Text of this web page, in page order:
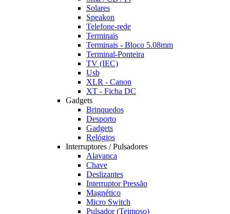
Solares
Speakon
Telefone-rede
Terminais
Terminais - Bloco 5.08mm
Terminal-Ponteira
TV (IEC)
Usb
XLR - Canon
XT - Ficha DC
Gadgets
Brinquedos
Desporto
Gadgets
Relógios
Interruptores / Pulsadores
Alavanca
Chave
Deslizantes
Interruptor Pressão
Magnético
Micro Switch
Pulsador (Teimoso)